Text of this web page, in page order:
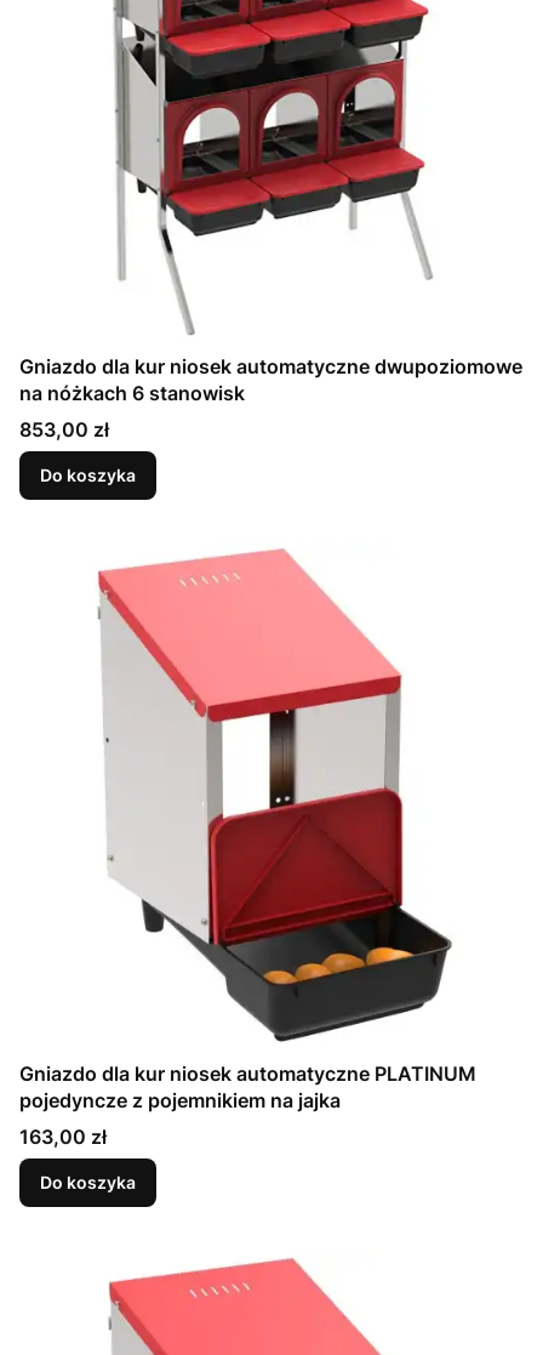
Gniazdo dla kur niosek automatyczne dwupoziomowe
na nóżkach 6 stanowisk
Cena
853,00 zł
Do koszyka
Gniazdo dla kur niosek automatyczne PLATINUM
pojedyncze z pojemnikiem na jajka
Cena
163,00 zł
Do koszyka